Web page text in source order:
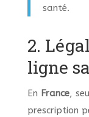
santé.
2.
ligne
En France,
prescription